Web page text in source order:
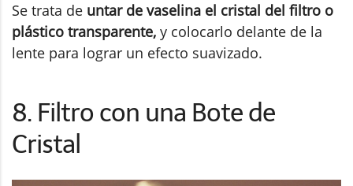
Se trata de untar de vaselina el cristal del filtro o
plástico transparente, y colocarlo delante de la
lente para lograr un efecto suavizado.
8. Filtro con una Bote de
Cristal